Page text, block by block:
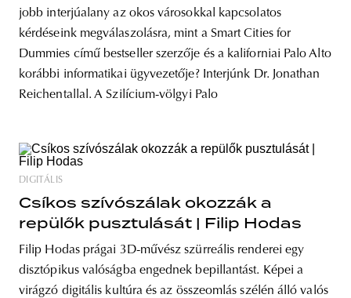
jobb interjúalany az okos városokkal kapcsolatos
kérdéseink megválaszolásra, mint a Smart Cities for
Dummies című bestseller szerzője és a kaliforniai Palo Alto
korábbi informatikai ügyvezetője? Interjúnk Dr. Jonathan
Reichentallal. A Szilícium-völgyi Palo
DIGITÁLIS
Csíkos szívószálak okozzák a
repülők pusztulását | Filip Hodas
Filip Hodas prágai 3D-művész szürreális renderei egy
disztópikus valóságba engednek bepillantást. Képei a
virágzó digitális kultúra és az összeomlás szélén álló valós